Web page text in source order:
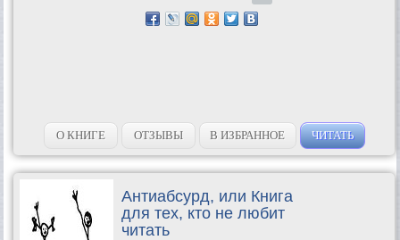
О КНИГЕ ОТЗЫВЫ В ИЗБРАННОЕ ЧИТАТЬ
Антиабсурд, или Книга
для тех, кто не любит
читать